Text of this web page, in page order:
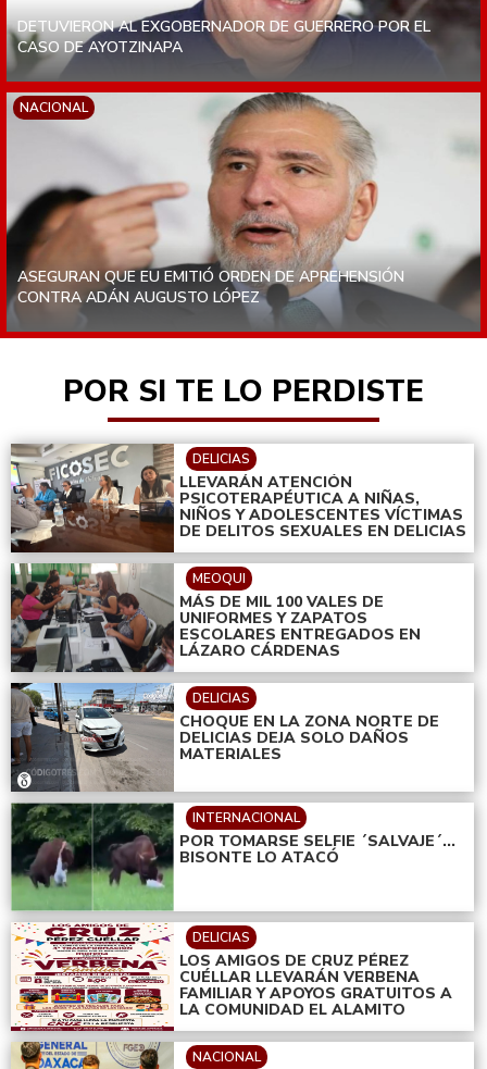
DETUVIERON AL EXGOBERNADOR DE GUERRERO POR EL
CASO DE AYOTZINAPA
NACIONAL
ASEGURAN QUE EU EMITIÓ ORDEN DE APREHENSIÓN
CONTRA ADÁN AUGUSTO LÓPEZ
POR SI TE LO PERDISTE
DELICIAS
LLEVARÁN ATENCIÓN
PSICOTERAPÉUTICA A NIÑAS,
NIÑOS Y ADOLESCENTES VÍCTIMAS
DE DELITOS SEXUALES EN DELICIAS
MEOQUI
MÁS DE MIL 100 VALES DE
UNIFORMES Y ZAPATOS
ESCOLARES ENTREGADOS EN
LÁZARO CÁRDENAS
DELICIAS
CHOQUE EN LA ZONA NORTE DE
DELICIAS DEJA SOLO DAÑOS
MATERIALES
INTERNACIONAL
POR TOMARSE SELFIE ´SALVAJE´...
BISONTE LO ATACÓ
DELICIAS
LOS AMIGOS DE CRUZ PÉREZ
CUÉLLAR LLEVARÁN VERBENA
FAMILIAR Y APOYOS GRATUITOS A
LA COMUNIDAD EL ALAMITO
NACIONAL